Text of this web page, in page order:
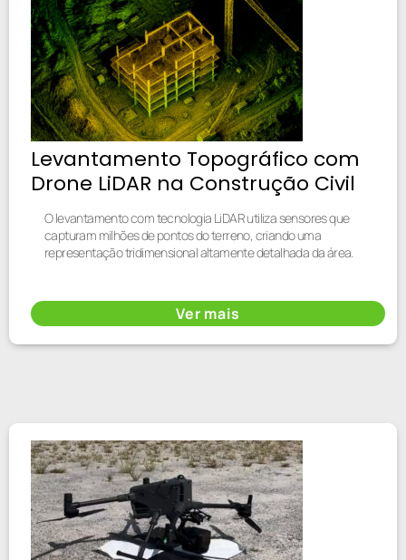
Levantamento Topográfico com
Drone LiDAR na Construção Civil
O levantamento com tecnologia LiDAR utiliza sensores que
capturam milhões de pontos do terreno, criando uma
representação tridimensional altamente detalhada da área.
Ver mais